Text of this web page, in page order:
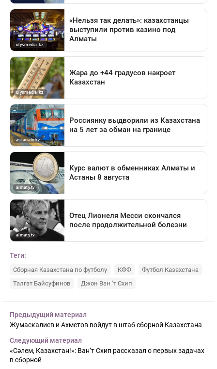
Теги:
Сборная Казахстана по футболу КФФ
Футбол Казахстана
Талгат Байсуфинов
Джон Ван ’т Схип
Предыдущий материал
Жумаскалиев и Ахметов войдут в штаб сборной Казахстана
Следующий материал
«Сәлем, Казахстан!»: Ван’т Схип рассказал о первых задачах
в сборной